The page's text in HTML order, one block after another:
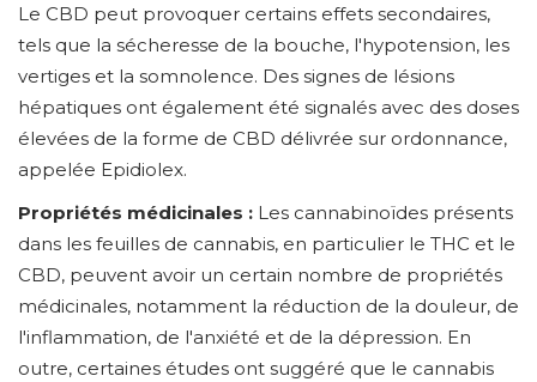
Le CBD peut provoquer certains effets secondaires,
tels que la sécheresse de la bouche, l'hypotension, les
vertiges et la somnolence. Des signes de lésions
hépatiques ont également été signalés avec des doses
élevées de la forme de CBD délivrée sur ordonnance,
appelée Epidiolex.
Propriétés médicinales : Les cannabinoïdes présents
dans les feuilles de cannabis, en particulier le THC et le
CBD, peuvent avoir un certain nombre de propriétés
médicinales, notamment la réduction de la douleur, de
l'inflammation, de l'anxiété et de la dépression. En
outre, certaines études ont suggéré que le cannabis